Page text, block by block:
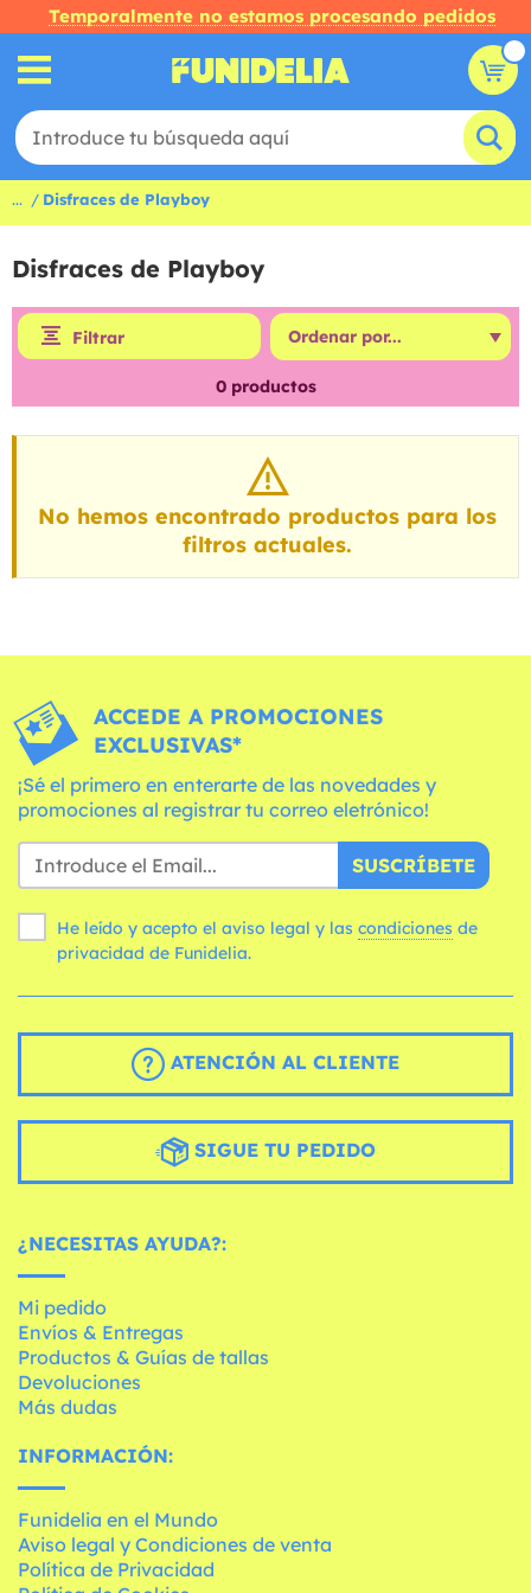
Temporalmente no estamos procesando pedidos
... Disfraces de Playboy
Disfraces de Playboy
Filtrar
0productos
No hemos encontrado productos para los
filtros actuales.
ACCEDE A PROMOCIONES
EXCLUSIVAS*
¡Sé el primero en enterarte de las novedades y
promociones al registrar tu correo eletrónico!
SUSCRÍBETE
He leído y acepto el aviso legal y las condiciones
privacidad de Funidelia.
ATENCIÓN AL CLIENTE
SIGUE TU PEDIDO
¿NECESITAS AYUDA?:
Mi pedido
Envíos & Entregas
Productos & Guías de tallas
Devoluciones
Más dudas
INFORMACIÓN:
Funidelia en el Mundo
Aviso legal y Condiciones de venta
Política de Privacidad